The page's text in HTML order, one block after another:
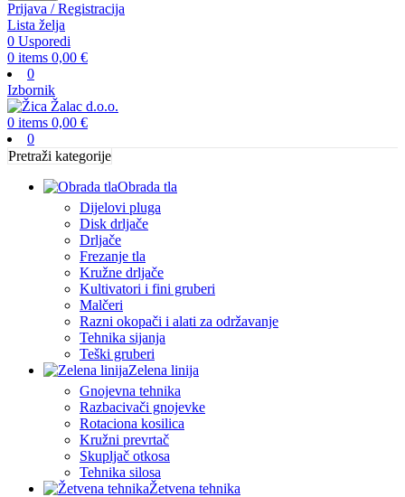
Prijava / Registracija
Lista želja
0 Usporedi
0 items 0,00 €
0
Izbornik
0 items 0,00 €
0
Pretraži kategorije
Obrada tla
Dijelovi pluga
Disk drljače
Drljače
Frezanje tla
Kružne drljače
Kultivatori i fini gruberi
Malčeri
Razni okopači i alati za održavanje
Tehnika sijanja
Teški gruberi
Zelena linija
Gnojevna tehnika
Razbacivači gnojevke
Rotaciona kosilica
Kružni prevrtač
Skupljač otkosa
Tehnika silosa
Žetvena tehnika